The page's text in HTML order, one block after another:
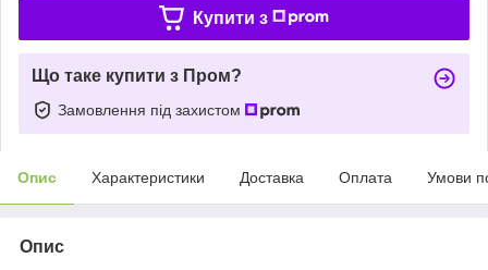
Купити з
Що таке купити з Пром?
Замовлення під захистом
Опис Характеристики Доставка Оплата Умови
Опис